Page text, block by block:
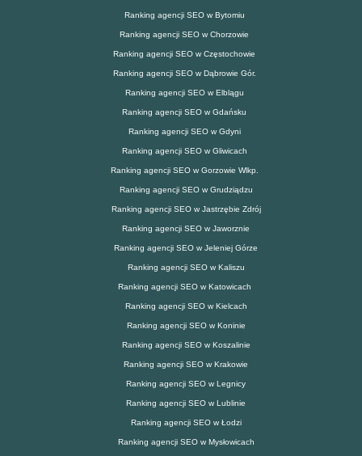
Ranking agencji SEO w Bytomiu
Ranking agencji SEO w Chorzowie
Ranking agencji SEO w Częstochowie
Ranking agencji SEO w Dąbrowie Gór.
Ranking agencji SEO w Elblągu
Ranking agencji SEO w Gdańsku
Ranking agencji SEO w Gdyni
Ranking agencji SEO w Gliwicach
Ranking agencji SEO w Gorzowie Wlkp.
Ranking agencji SEO w Grudziądzu
Ranking agencji SEO w Jastrzębie Zdrój
Ranking agencji SEO w Jaworznie
Ranking agencji SEO w Jeleniej Górze
Ranking agencji SEO w Kaliszu
Ranking agencji SEO w Katowicach
Ranking agencji SEO w Kielcach
Ranking agencji SEO w Koninie
Ranking agencji SEO w Koszalinie
Ranking agencji SEO w Krakowie
Ranking agencji SEO w Legnicy
Ranking agencji SEO w Lublinie
Ranking agencji SEO w Łodzi
Ranking agencji SEO w Mysłowicach